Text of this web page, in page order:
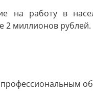
на работу в
2 миллионов рублей.